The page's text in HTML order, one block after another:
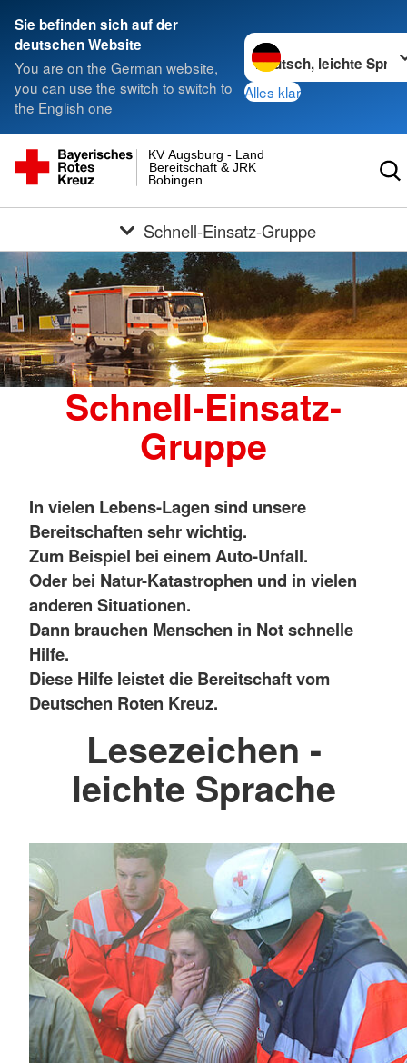
Sie befinden sich auf der
deutschen Website
You are on the German website,
you can use the switch to switch to
the English one
Sprache wechseln zu
Alles klar
Bobingen
Bereitschaft & JRK
KV Augsburg - Land
Schnell-Einsatz-Gruppe
Schnell-Einsatz-
Gruppe
In vielen Lebens-Lagen sind unsere
Bereitschaften sehr wichtig.
Zum Beispiel bei einem Auto-Unfall.
Oder bei Natur-Katastrophen und in vielen
anderen Situationen.
Dann brauchen Menschen in Not schnelle
Hilfe.
Diese Hilfe leistet die Bereitschaft vom
Deutschen Roten Kreuz.
Lesezeichen -
leichte Sprache